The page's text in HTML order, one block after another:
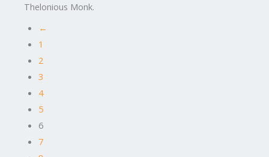
Thelonious Monk.
←
1
2
3
4
5
6
7